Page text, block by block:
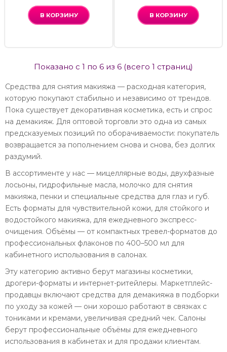
В КОРЗИНУ В КОРЗИНУ
Показано с 1 по 6 из 6 (всего 1 страниц)
Средства для снятия макияжа — расходная категория,
которую покупают стабильно и независимо от трендов.
Пока существует декоративная косметика, есть и спрос
на демакияж. Для оптовой торговли это одна из самых
предсказуемых позиций по оборачиваемости: покупатель
возвращается за пополнением снова и снова, без долгих
раздумий.
В ассортименте у нас — мицеллярные воды, двухфазные
лосьоны, гидрофильные масла, молочко для снятия
макияжа, пенки и специальные средства для глаз и губ.
Есть форматы для чувствительной кожи, для стойкого и
водостойкого макияжа, для ежедневного экспресс-
очищения. Объёмы — от компактных тревел-форматов до
профессиональных флаконов по 400–500 мл для
кабинетного использования в салонах.
Эту категорию активно берут магазины косметики,
дрогери-форматы и интернет-ритейлеры. Маркетплейс-
продавцы включают средства для демакияжа в подборки
по уходу за кожей — они хорошо работают в связках с
тониками и кремами, увеличивая средний чек. Салоны
берут профессиональные объёмы для ежедневного
использования в кабинетах и для продажи клиентам.